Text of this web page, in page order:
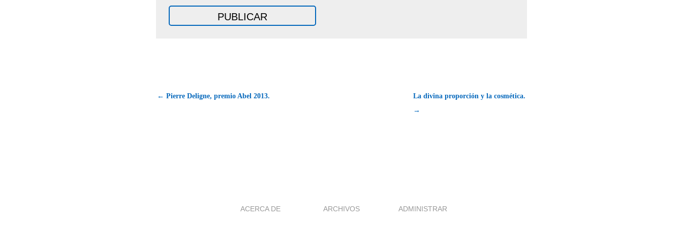
← Pierre Deligne, premio Abel 2013.
La divina proporción y la cosmética.
→
ACERCA DE ARCHIVOS ADMINISTRAR